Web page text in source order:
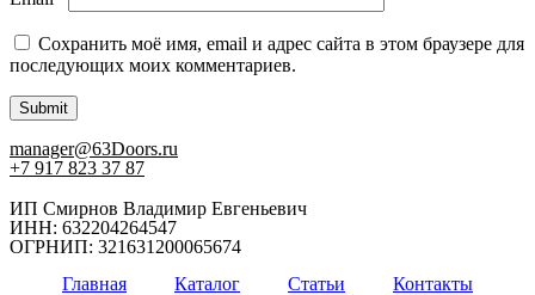
Сохранить моё имя, email и адрес сайта в этом браузере для
последующих моих комментариев.
manager@63Doors.ru
+7 917 823 37 87
ИП Смирнов Владимир Евгеньевич
ИНН: 632204264547
ОГРНИП: 321631200065674
Главная
Каталог Статьи
Контакты